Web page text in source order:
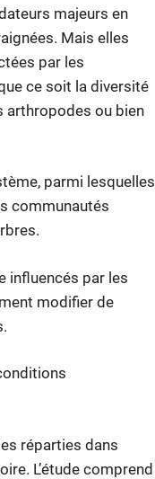
majeurs en
Mais elles
par les
ce soit la diversité
arthropodes ou bien
parmi lesquelles
communautés
influencés par les
modifier de
réparties dans
L’étude comprend